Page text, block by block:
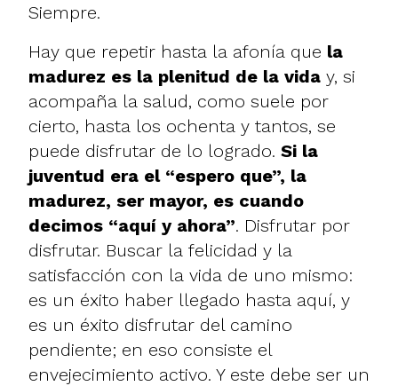
Siempre.
Hay que repetir hasta la afonía que la
madurez es la plenitud de la vida y, si
acompaña la salud, como suele por
cierto, hasta los ochenta y tantos, se
puede disfrutar de lo logrado. Si la
juventud era el “espero que”, la
madurez, ser mayor, es cuando
decimos “aquí y ahora”. Disfrutar por
disfrutar. Buscar la felicidad y la
satisfacción con la vida de uno mismo:
es un éxito haber llegado hasta aquí, y
es un éxito disfrutar del camino
pendiente; en eso consiste el
envejecimiento activo. Y este debe ser un